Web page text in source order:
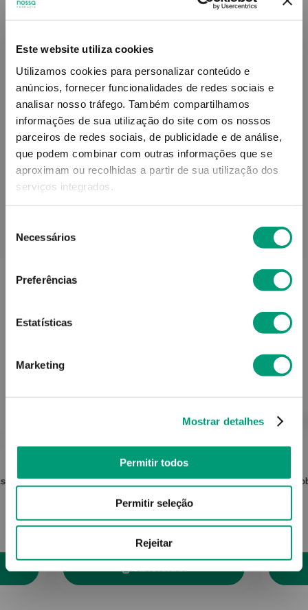
Este website utiliza cookies
Utilizamos cookies para personalizar conteúdo e
anúncios, fornecer funcionalidades de redes sociais e
analisar nosso tráfego. Também compartilhamos
informações de sua utilização do site com os nossos
parceiros de redes sociais, de publicidade e de análise,
que podem combinar com outras informações que se
aproximam ou recolhidas a partir de sua utilização dos
serviços integrados.
Necessários
Preferências
Estatísticas
Marketing
Mostrar detalhes
Permitir todos
Permitir seleção
Rejeitar
Descrição do Produto
Modo de utilização
Informações técnicas
PODERÁ TAMBÉM GOSTAR
OLEOBAN
Oleoban Bebé Óleo Banho Bebé
14,26 €